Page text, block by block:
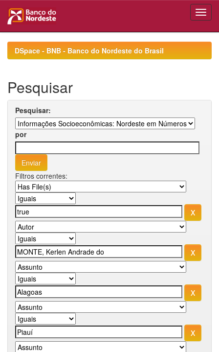
navigationDSpace - BNB - Banco do Nordeste do Brasil
Pesquisar
Pesquisar:
por
Filtros correntes: